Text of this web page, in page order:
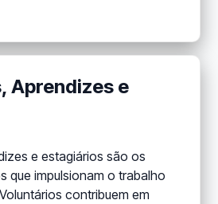
Aprendizes e
e estagiários são os
que impulsionam o trabalho
contribuem em